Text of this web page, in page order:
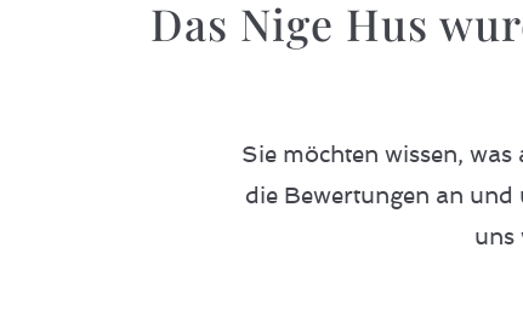
Das Nige Hus
Sie möchten wissen,
die Bewertungen an und
uns